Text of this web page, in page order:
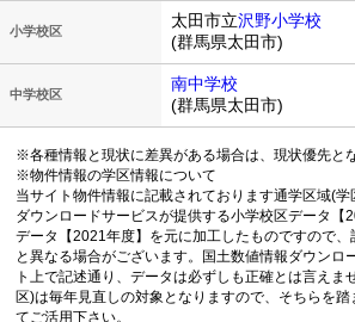
小学校区
太田市立沢野小学校
(群馬県太田市)
中学校区
南中学校
(群馬県太田市)
※各種情報と現状に差異がある場合は、現状優先と
※物件情報の学区情報について
当サイト物件情報に記載されております通学区域(
ダウンロードサービスが提供する小学校区データ【
データ【2021年度】を元に加工したものですので
と異なる場合がございます。国土数値情報ダウンロ
ト上で記述通り、データは必ずしも正確とは言えま
区)は毎年見直しの対象となりますので、そちらを
てご活用下さい。